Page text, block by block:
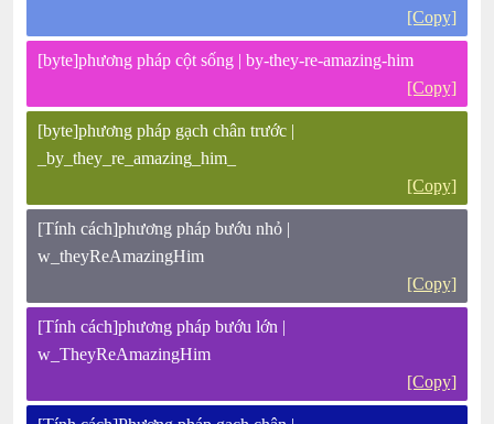
[Copy]
[byte]phương pháp cột sống | by-they-re-amazing-him
[Copy]
[byte]phương pháp gạch chân trước |
_by_they_re_amazing_him_
[Copy]
[Tính cách]phương pháp bướu nhỏ |
w_theyReAmazingHim
[Copy]
[Tính cách]phương pháp bướu lớn |
w_TheyReAmazingHim
[Copy]